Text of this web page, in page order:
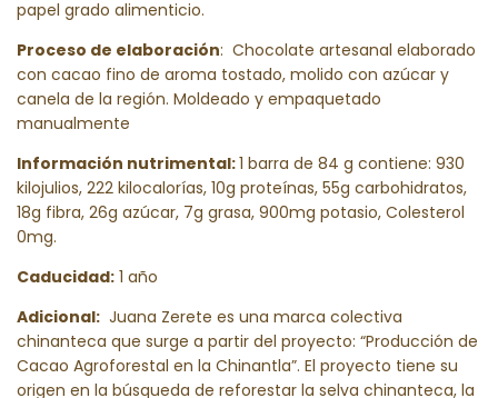
papel grado alimenticio.
Proceso de elaboración: Chocolate artesanal elaborado
con cacao fino de aroma tostado, molido con azúcar y
canela de la región. Moldeado y empaquetado
manualmente
Información nutrimental:1 barra de 84 g contiene: 930
kilojulios, 222 kilocalorías, 10g proteínas, 55g carbohidratos,
18g fibra, 26g azúcar, 7g grasa, 900mg potasio, Colesterol
0mg.
Caducidad: 1 año
Adicional: Juana Zerete es una marca colectiva
chinanteca que surge a partir del proyecto: “Producción de
Cacao Agroforestal en la Chinantla”. El proyecto tiene su
origen en la búsqueda de reforestar la selva chinanteca, la